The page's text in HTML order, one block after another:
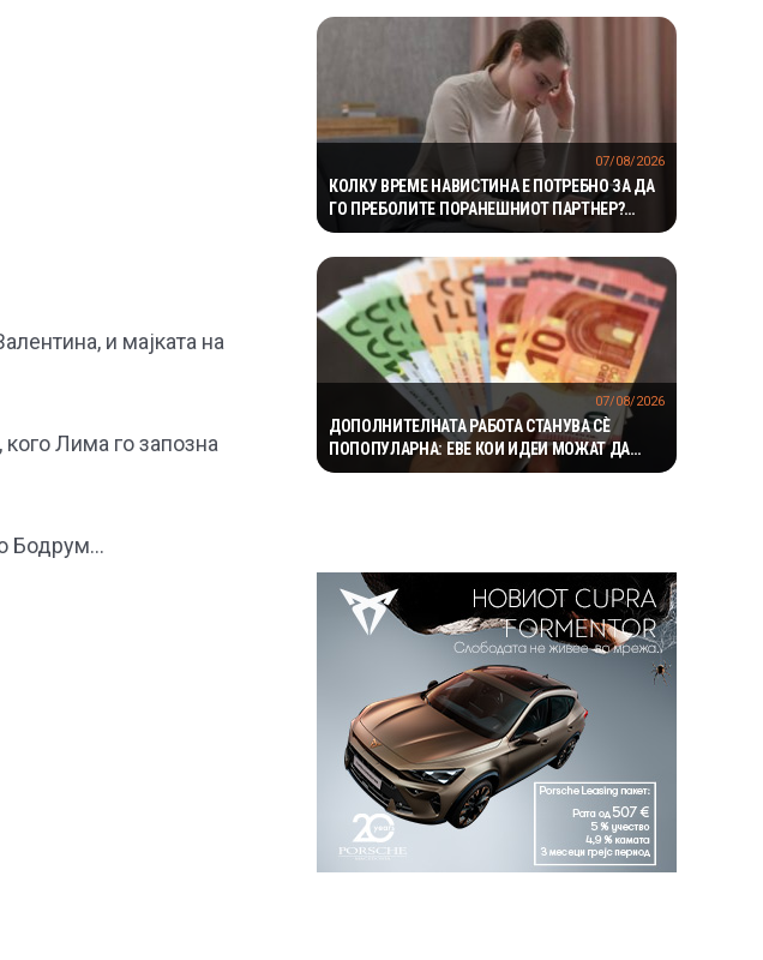
и мајката на
Лима го запозна
Бодрум…
КОЛКУ ВРЕМЕ НАВИСТИНА Е ПОТРЕБНО ЗА ДА
ГО ПРЕБОЛИТЕ ПОРАНЕШНИОТ ПАРТНЕР?
„ПРАВИЛОТО БЕЗ КОНТАКТ“ НЕ Е МАГИЧНА
ФОРМУЛА
07/08/2026
ДОПОЛНИТЕЛНАТА РАБОТА СТАНУВА СÈ
ПОПОПУЛАРНА: ЕВЕ КОИ ИДЕИ МОЖАТ ДА
ДОНЕСАТ ДОБРА ЗАРАБОТКА
07/08/2026